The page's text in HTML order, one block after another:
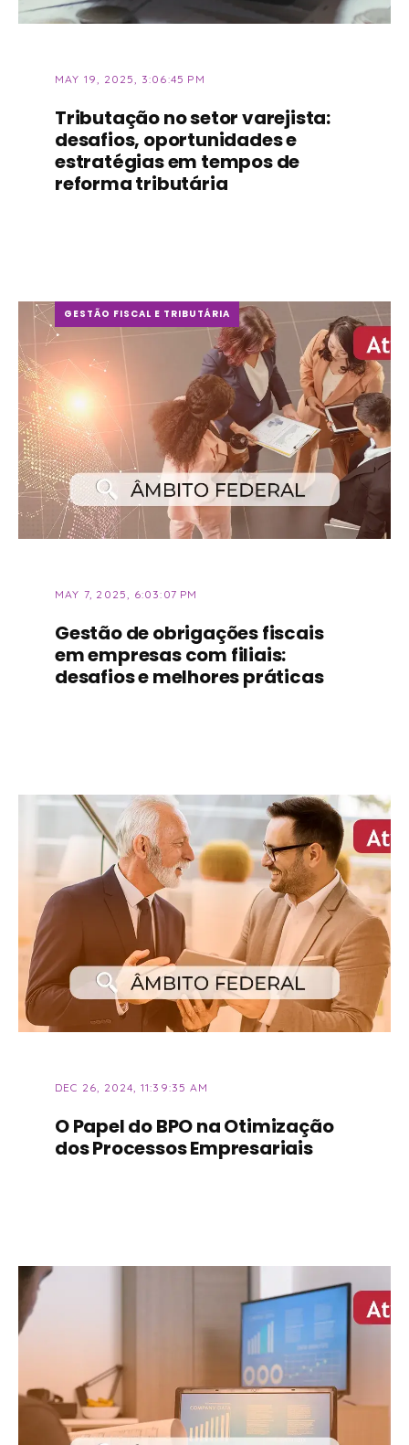
MAY 19, 2025, 3:06:45 PM
Tributação no setor varejista:
desafios, oportunidades e
estratégias em tempos de
reforma tributária
GESTÃO FISCAL E TRIBUTÁRIA
MAY 7, 2025, 6:03:07 PM
Gestão de obrigações fiscais
em empresas com filiais:
desafios e melhores práticas
DEC 26, 2024, 11:39:35 AM
O Papel do BPO na Otimização
dos Processos Empresariais